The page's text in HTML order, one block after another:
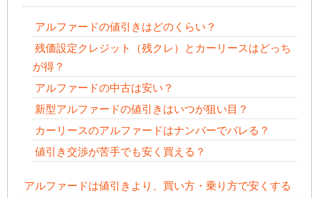
アルファードの値引きはどのくらい？
残価設定クレジット（残クレ）とカーリースはどっち
が得？
アルファードの中古は安い？
新型アルファードの値引きはいつが狙い目？
カーリースのアルファードはナンバーでバレる？
値引き交渉が苦手でも安く買える？
アルファードは値引きより、買い方・乗り方で安くする